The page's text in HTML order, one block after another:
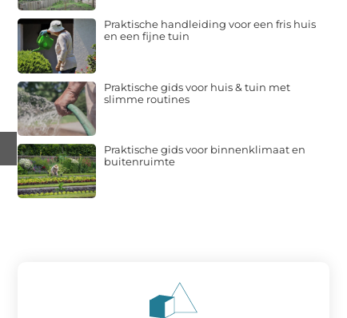
Praktische handleiding voor een fris huis
en een fijne tuin
Praktische gids voor huis & tuin met
slimme routines
Praktische gids voor binnenklimaat en
buitenruimte